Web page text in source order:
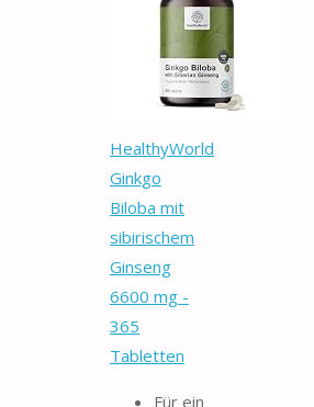
HealthyWorld
Ginkgo
Biloba mit
sibirischem
Ginseng
6600 mg -
365
Tabletten
Für ein